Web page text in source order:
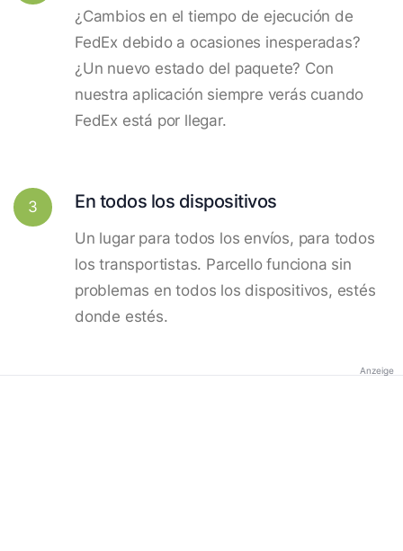
¿Cambios en el tiempo de ejecución de
FedEx debido a ocasiones inesperadas?
¿Un nuevo estado del paquete? Con
nuestra aplicación siempre verás cuando
FedEx está por llegar.
3 En todos los dispositivos
Un lugar para todos los envíos, para todos
los transportistas. Parcello funciona sin
problemas en todos los dispositivos, estés
donde estés.
Anzeige